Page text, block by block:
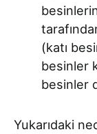
(katı
besinler
besinler
Yukarıdaki